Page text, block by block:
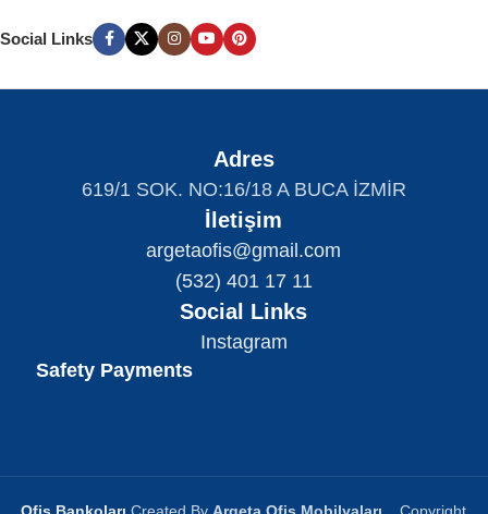
Social Links
Adres
619/1 SOK. NO:16/18 A BUCA İZMİR
İletişim
argetaofis@gmail.com
(532) 401 17 11
Social Links
Instagram
Safety Payments
Ofis Bankoları Created By Argeta Ofis Mobilyaları Copyright